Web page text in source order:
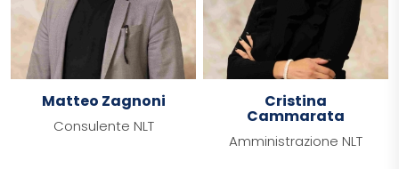
Matteo Zagnoni
Consulente NLT
Cristina
Cammarata
Amministrazione NLT